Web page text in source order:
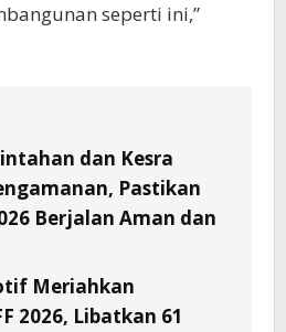
seperti ini,”
dan Kesra
Pastikan
Berjalan Aman dan
Meriahkan
2026, Libatkan 61